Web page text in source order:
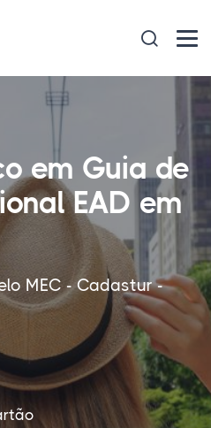
em Guia de
EAD em
MEC - Cadastur -